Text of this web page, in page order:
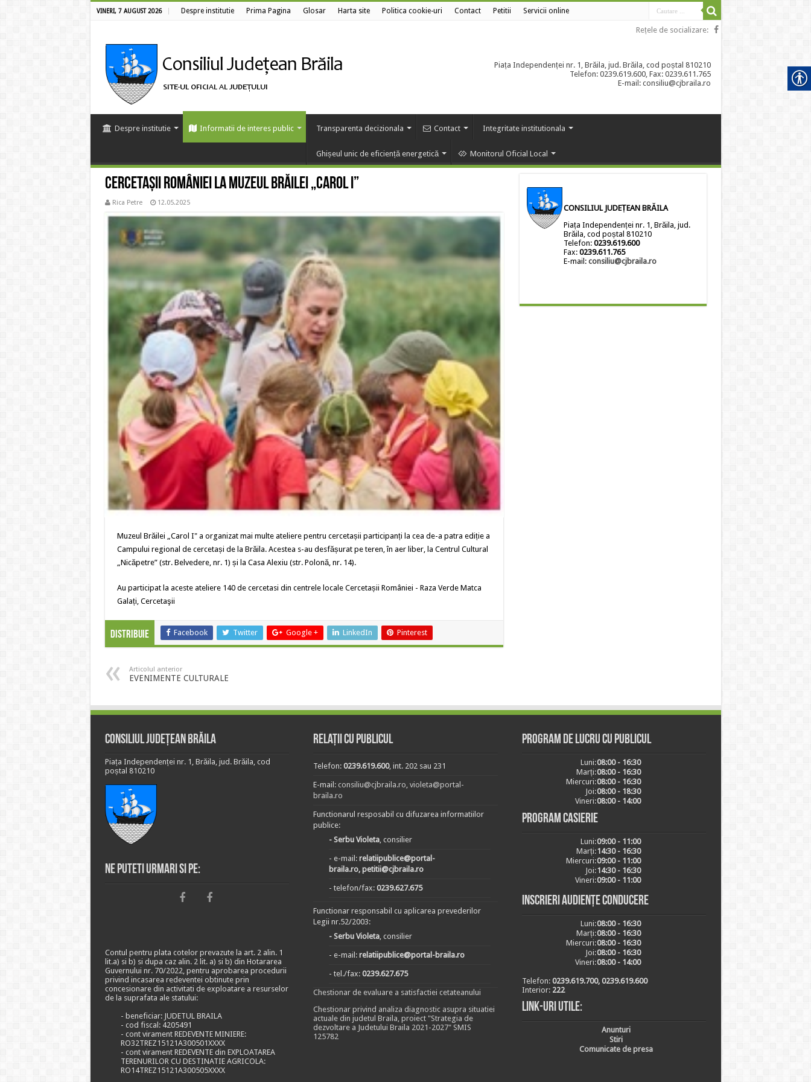
VINERI, 7 AUGUST 2026 Despre institutie Prima Pagina Glosar Harta site Politica cookie-uri Contact Petitii Servicii online
Rețele de socializare:
Piața Independenței nr. 1, Brăila, jud. Brăila, cod poștal 810210
Telefon: 0239.619.600, Fax: 0239.611.765
E-mail: consiliu@cjbraila.ro
Despre institutie Informatii de interes public Transparenta decizionala Contact Integritate institutionala
Ghișeul unic de eficiență energetică Monitorul Oficial Local
Cercetașii României la Muzeul Brăilei „Carol I”
Rica Petre 12.05.2025
Muzeul Brăilei „Carol I" a organizat mai multe ateliere pentru cercetașii participanți la cea de-a patra ediție a
Campului regional de cercetași de la Brăila. Acestea s-au desfășurat pe teren, în aer liber, la Centrul Cultural
„Nicăpetre” (str. Belvedere, nr. 1) și la Casa Alexiu (str. Polonă, nr. 14).
Au participat la aceste ateliere 140 de cercetasi din centrele locale Cercetașii României - Raza Verde Matca
Galați, Cercetaşii
Distribuie Facebook Twitter Google + LinkedIn Pinterest
Articolul anterior
EVENIMENTE CULTURALE
CONSILIUL JUDEȚEAN BRĂILA
Piața Independenței nr. 1, Brăila, jud.
Brăila, cod poștal 810210
Telefon: 0239.619.600
Fax: 0239.611.765
E-mail: consiliu@cjbraila.ro
Consiliul Județean Brăila
Piața Independenței nr. 1, Brăila, jud. Brăila, cod
poștal 810210
Ne puteti urmari si pe:
Contul pentru plata cotelor prevazute la art. 2 alin. 1
lit.a) si b) si dupa caz alin. 2 lit. a) si b) din Hotararea
Guvernului nr. 70/2022, pentru aprobarea procedurii
privind incasarea redeventei obtinute prin
concesionare din activitati de exploatare a resurselor
de la suprafata ale statului:
- beneficiar: JUDETUL BRAILA
- cod fiscal: 4205491
- cont virament REDEVENTE MINIERE:
RO32TREZ15121A300501XXXX
- cont virament REDEVENTE din EXPLOATAREA
TERENURILOR CU DESTINATIE AGRICOLA:
RO14TREZ15121A300505XXXX
Relații cu publicul
Telefon:0239.619.600, int. 202 sau 231
E-mail:consiliu@cjbraila.ro,violeta@portal-
braila.ro
Functionarul resposabil cu difuzarea informatiilor
publice:
- Serbu Violeta, consilier
- e-mail:relatiipublice@portal-
braila.ro, petitii@cjbraila.ro
- telefon/fax:0239.627.675
Functionar responsabil cu aplicarea prevederilor
Legii nr.52/2003:
- Serbu Violeta, consilier
- e-mail:relatiipublice@portal-braila.ro
- tel./fax:0239.627.675
Chestionar de evaluare a satisfactiei cetateanului
Chestionar privind analiza diagnostic asupra situatiei
actuale din judetul Braila, proiect "Strategia de
dezvoltare a Judetului Braila 2021-2027" SMIS
125782
Program de lucru cu publicul
Luni:08:00 - 16:30
Marți:08:00 - 16:30
Miercuri:08:00 - 16:30
Joi:08:00 - 18:30
Vineri:08:00 - 14:00
Program casierie
Luni:09:00 - 11:00
Marți:14:30 - 16:30
Miercuri:09:00 - 11:00
Joi:14:30 - 16:30
Vineri:09:00 - 11:00
Inscrieri audiențe conducere
Luni:08:00 - 16:30
Marți:08:00 - 16:30
Miercuri:08:00 - 16:30
Joi:08:00 - 16:30
Vineri:08:00 - 14:00
Telefon: 0239.619.700, 0239.619.600
Interior: 222
Link-uri utile:
Anunturi
Stiri
Comunicate de presa